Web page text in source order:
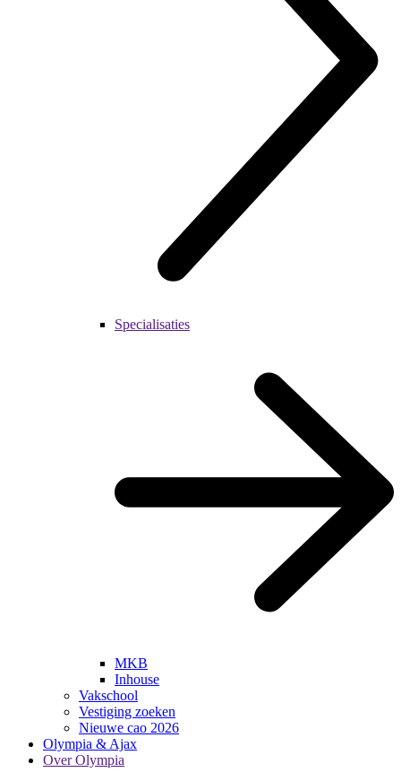
Specialisaties
MKB
Inhouse
Vakschool
Vestiging zoeken
Nieuwe cao 2026
Olympia & Ajax
Over Olympia